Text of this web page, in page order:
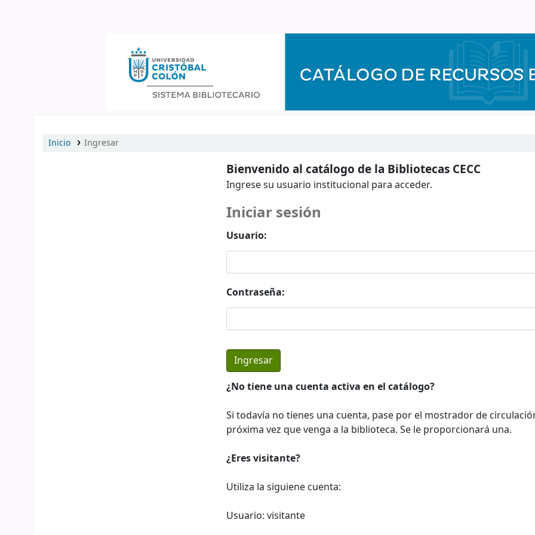
Inicio Ingresar
Bienvenido al catálogo de la Bibliotecas CECC
Ingrese su usuario institucional para acceder.
Iniciar sesión
Usuario:
Contraseña:
¿No tiene una cuenta activa en el catálogo?
Si todavía no tienes una cuenta, pase por el mostrador de
próxima vez que venga a la biblioteca. Se le proporcionará una.
¿Eres visitante?
Utiliza la siguiene cuenta:
Usuario: visitante